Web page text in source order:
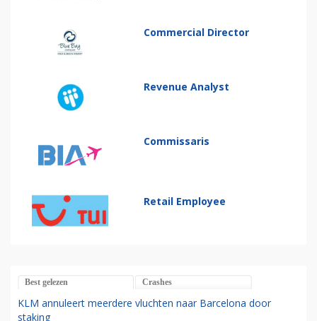
Commercial Director
Revenue Analyst
Commissaris
Retail Employee
Best gelezen Crashes
KLM annuleert meerdere vluchten naar Barcelona door
staking